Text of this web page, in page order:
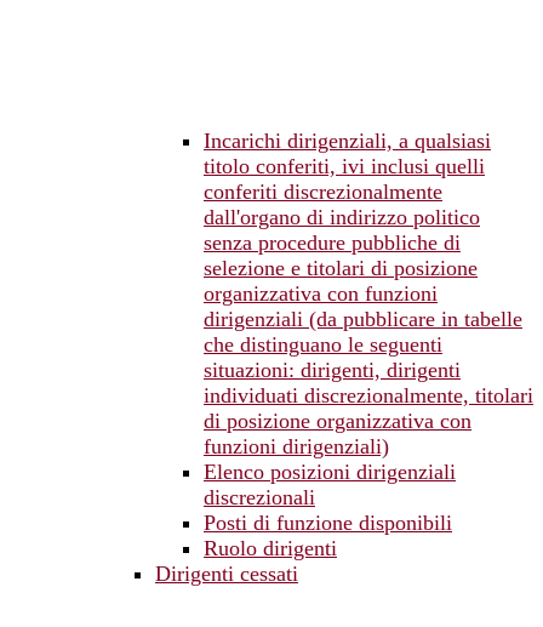
Incarichi dirigenziali, a qualsiasi
titolo conferiti, ivi inclusi quelli
conferiti discrezionalmente
dall'organo di indirizzo politico
senza procedure pubbliche di
selezione e titolari di posizione
organizzativa con funzioni
dirigenziali (da pubblicare in tabelle
che distinguano le seguenti
situazioni: dirigenti, dirigenti
individuati discrezionalmente, titolari
di posizione organizzativa con
funzioni dirigenziali)
Elenco posizioni dirigenziali
discrezionali
Posti di funzione disponibili
Ruolo dirigenti
Dirigenti cessati